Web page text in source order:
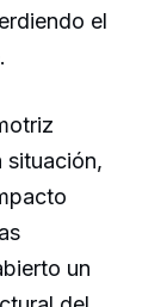
el
situación,
un